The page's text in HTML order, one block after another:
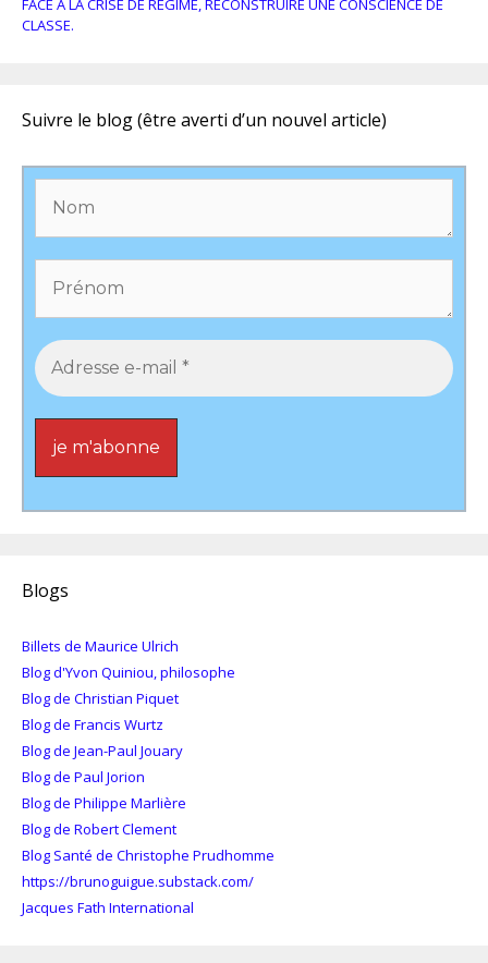
CLASSE.
Suivre le blog (être averti d’un nouvel article)
Blogs
Billets de Maurice Ulrich
Blog d'Yvon Quiniou, philosophe
Blog de Christian Piquet
Blog de Francis Wurtz
Blog de Jean-Paul Jouary
Blog de Paul Jorion
Blog de Philippe Marlière
Blog de Robert Clement
Blog Santé de Christophe Prudhomme
https://brunoguigue.substack.com/
Jacques Fath International